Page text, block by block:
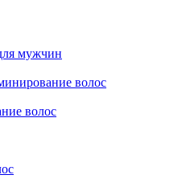
мужчин
волос
волос